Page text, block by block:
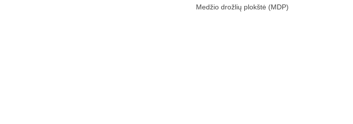
Medžio drožlių plokštė (MDP)